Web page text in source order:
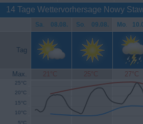
14 Tage Wettervorhersage Nowy
Sa. 08.08. So. 09.08. Mo.
Tag
Max. 21°C 25°C 27°C
5°C
10°C
15°C
20°C
25°C